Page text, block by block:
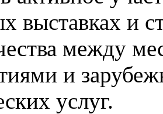
выставках и
между
и
услуг.